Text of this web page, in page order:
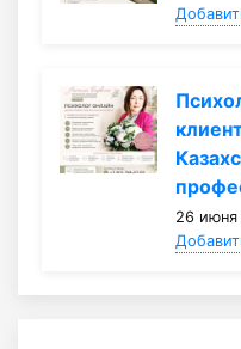
26